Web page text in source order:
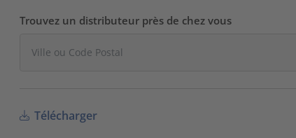
Trouvez un distributeur près de chez vous
Télécharger